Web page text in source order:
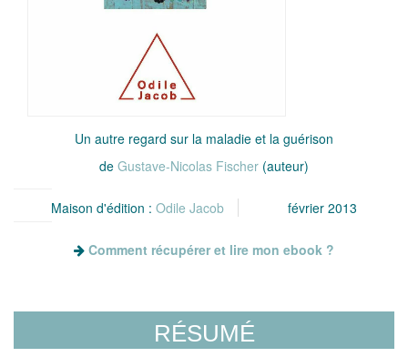
Un autre regard sur la maladie et la guérison
de Gustave-Nicolas Fischer (auteur)
Maison d'édition : Odile Jacob février 2013
Comment récupérer et lire mon ebook ?
RÉSUMÉ